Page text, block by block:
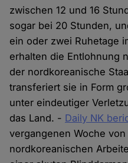
zwischen 12 und 16
sogar bei 20 Stunden,
ein oder zwei Ruhetage
erhalten die Entlohnung
der nordkoreanische
transferiert sie in Form
unter eindeutiger
das Land. - Daily NK
vergangenen Woche
nordkoreanischen